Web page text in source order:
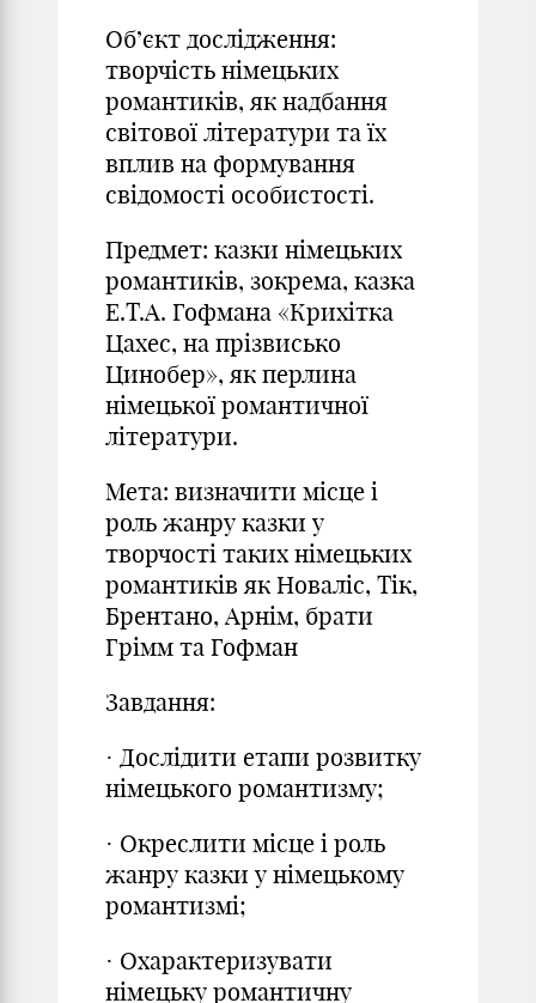
Об’єкт дослідження:
творчість німецьких
романтиків, як надбання
світової літератури та їх
вплив на формування
свідомості особистості.
Предмет: казки німецьких
романтиків, зокрема, казка
Е.Т.А. Гофмана «Крихітка
Цахес, на прізвисько
Цинобер», як перлина
німецької романтичної
літератури.
Мета: визначити місце і
роль жанру казки у
творчості таких німецьких
романтиків як Новаліс, Тік,
Брентано, Арнім, брати
Грімм та Гофман
Завдання:
· Дослідити етапи розвитку
німецького романтизму;
· Окреслити місце і роль
жанру казки у німецькому
романтизмі;
· Охарактеризувати
німецьку романтичну